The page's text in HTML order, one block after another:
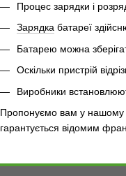
Процес зарядки і
Зарядка батареї
Батарею можна
Оскільки пристрій
Виробники
Пропонуємо вам у нашому
гарантується відомим